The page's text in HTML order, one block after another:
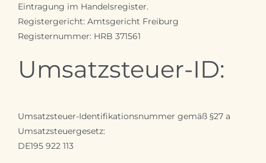
Eintragung im Handelsregister.
Registergericht: Amtsgericht Freiburg
Registernummer: HRB 371561
Umsatzsteuer-ID:
Umsatzsteuer-Identifikationsnummer gemäß §27 a
Umsatzsteuergesetz:
DE195 922 113